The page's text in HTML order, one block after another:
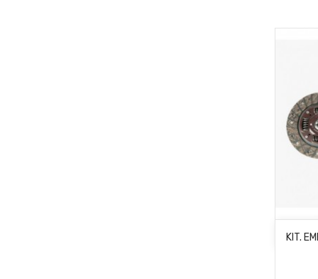
KIT.